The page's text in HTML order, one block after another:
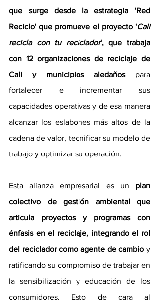
que surge desde la estrategia 'Red
Reciclo' que promueve el proyecto 'Cali
recicla con tu reciclador', que trabaja
con 12 organizaciones de reciclaje de
Cali y municipios aledaños para
fortalecer e incrementar sus
capacidades operativas y de esa manera
alcanzar los eslabones más altos de la
cadena de valor, tecnificar su modelo de
trabajo y optimizar su operación.
Esta alianza empresarial es un plan
colectivo de gestión ambiental que
articula proyectos y programas con
énfasis en el reciclaje, integrando el rol
del reciclador como agente de cambio y
ratificando su compromiso de trabajar en
la sensibilización y educación de los
consumidores. Esto de cara al